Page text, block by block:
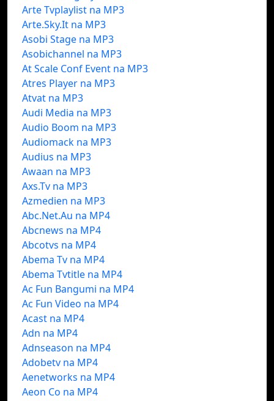
Arte Tvplaylist na MP3
Arte.Sky.It na MP3
Asobi Stage na MP3
Asobichannel na MP3
At Scale Conf Event na MP3
Atres Player na MP3
Atvat na MP3
Audi Media na MP3
Audio Boom na MP3
Audiomack na MP3
Audius na MP3
Awaan na MP3
Axs.Tv na MP3
Azmedien na MP3
Abc.Net.Au na MP4
Abcnews na MP4
Abcotvs na MP4
Abema Tv na MP4
Abema Tvtitle na MP4
Ac Fun Bangumi na MP4
Ac Fun Video na MP4
Acast na MP4
Adn na MP4
Adnseason na MP4
Adobetv na MP4
Aenetworks na MP4
Aeon Co na MP4